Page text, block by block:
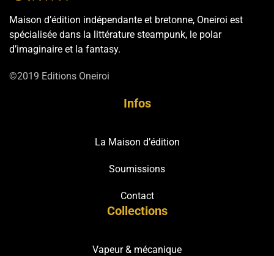
Maison d’édition indépendante et bretonne, Oneiroi est
spécialisée dans la littérature steampunk, le polar
d’imaginaire et la fantasy.
©2019 Editions Oneiroi
Infos
La Maison d’édition
Soumissions
Contact
Collections
Vapeur & mécanique